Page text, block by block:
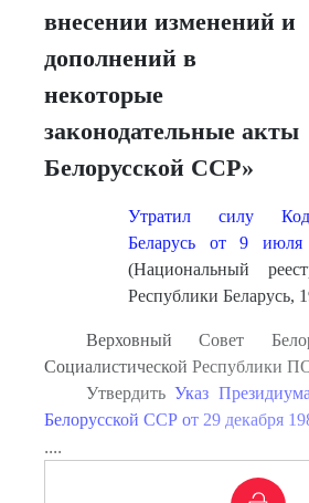
внесении изменений и
дополнений в
некоторые
законодательные акты
Белорусской ССР»
Утратил силу
Беларусь от 9
(Национальный
Республики Беларусь,
Верховный Совет
Социалистической
УтвердитьУказ
Белорусской ССР от 29 декабря
....